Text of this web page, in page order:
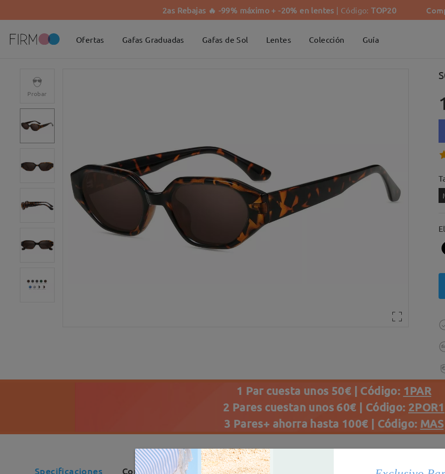
2as Rebajas 🔥 -99% máximo + -20% en lentes | Código:TOP20
Ofertas Gafas Graduadas Gafas de Sol Lentes Colección Guía
Probar
1 Par cuesta unos 50€ | Código: 1PAR
2 Pares cuestan unos 60€ | Código: 2POR1
3 Pares+ ahorra hasta 100€ | Código: MAS
Specificaciones Comentarios de Clientes(143)